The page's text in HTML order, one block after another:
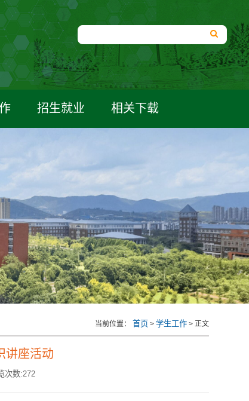
招生就业 相关下载
当前位置： 首页 > 学生工作 > 正文
讲座活动
次数:272